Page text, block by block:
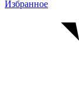
Избранное